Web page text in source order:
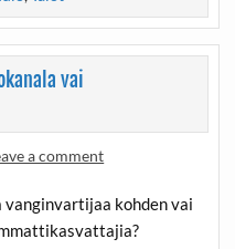
vai
a comment
kohden vai